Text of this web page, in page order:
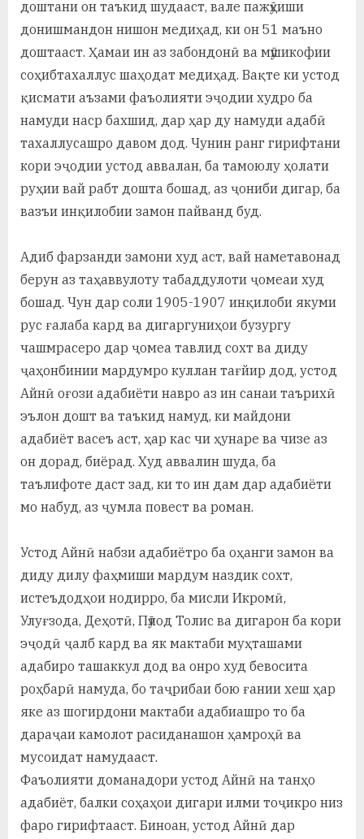
доштани он таъкид шудааст, вале пажӯҳиши
донишмандон нишон медиҳад, ки он 51 маъно
доштааст. Ҳамаи ин аз забондонӣ ва мӯшикофии
соҳибтахаллус шаҳодат медиҳад. Вақте ки устод
қисмати аъзами фаъолияти эҷодии худро ба
намуди наср бахшид, дар ҳар ду намуди адабӣ
тахаллусашро давом дод. Чунин ранг гирифтани
кори эҷодии устод аввалан, ба тамоюлу ҳолати
руҳии вай рабт дошта бошад, аз ҷониби дигар, ба
вазъи инқилобии замон пайванд буд.
Адиб фарзанди замони худ аст, вай наметавонад
берун аз таҳаввулоту табаддулоти ҷомеаи худ
бошад. Чун дар соли 1905-1907 инқилоби якуми
рус ғалаба кард ва дигаргуниҳои бузургу
чашмрасеро дар ҷомеа тавлид сохт ва диду
ҷаҳонбинии мардумро куллан тағйир дод, устод
Айнӣ оғози адабиёти навро аз ин санаи таърихӣ
эълон дошт ва таъкид намуд, ки майдони
адабиёт васеъ аст, ҳар кас чи ҳунаре ва чизе аз
он дорад, биёрад. Худ аввалин шуда, ба
таълифоте даст зад, ки то ин дам дар адабиёти
мо набуд, аз ҷумла повест ва роман.
Устод Айнӣ набзи адабиётро ба оҳанги замон ва
диду дилу фаҳмиши мардум наздик сохт,
истеъдодҳои нодирро, ба мисли Икромӣ,
Улуғзода, Деҳотӣ, Пӯлод Толис ва дигарон ба кори
эҷодӣ ҷалб кард ва як мактаби муҳташами
адабиро ташаккул дод ва онро худ бевосита
роҳбарӣ намуда, бо таҷрибаи бою ғании хеш ҳар
яке аз шогирдони мактаби адабиашро то ба
дараҷаи камолот расиданашон ҳамроҳӣ ва
мусоидат намудааст.
Фаъолияти доманадори устод Айнӣ на танҳо
адабиёт, балки соҳаҳои дигари илми тоҷикро низ
фаро гирифтааст. Биноан, устод Айнӣ дар